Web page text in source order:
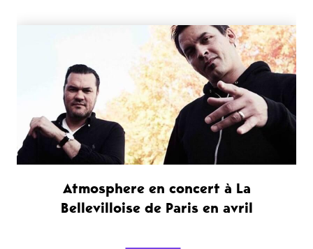
Atmosphere en concert à La
Bellevilloise de Paris en avril